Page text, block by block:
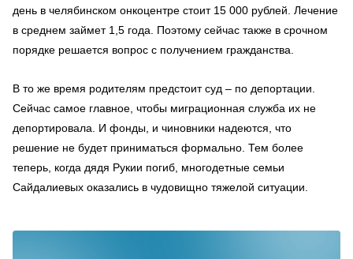
день в челябинском онкоцентре стоит 15 000 рублей. Лечение
в среднем займет 1,5 года. Поэтому сейчас также в срочном
порядке решается вопрос с получением гражданства.
В то же время родителям предстоит суд – по депортации.
Сейчас самое главное, чтобы миграционная служба их не
депортировала. И фонды, и чиновники надеются, что
решение не будет приниматься формально. Тем более
теперь, когда дядя Рукии погиб, многодетные семьи
Сайдалиевых оказались в чудовищно тяжелой ситуации.